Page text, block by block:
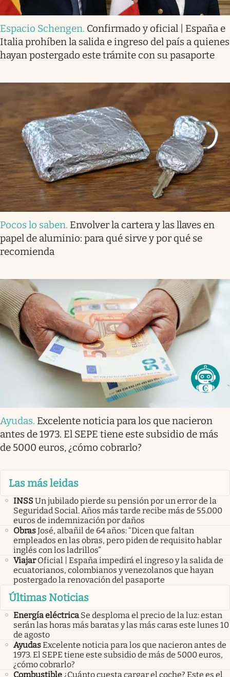
Espacio Schengen. Confirmado y oficial | España e
Italia prohíben la salida e ingreso del país a quienes
hayan postergado este trámite con su pasaporte
Pocos lo saben. Envolver la cartera y las llaves en
papel de aluminio: para qué sirve y por qué se
recomienda
Ayudas. Excelente noticia para los que nacieron
antes de 1973. El SEPE tiene este subsidio de más
de 5000 euros, ¿cómo cobrarlo?
Las más leidas
INSSUn jubilado pierde su pensión por un error de la
Seguridad Social. Años más tarde recibe más de 55.000
euros de indemnización por daños
ObrasJosé, albañil de 64 años: “Dicen que faltan
empleados en las obras, pero piden de requisito hablar
inglés con los ladrillos”
Viajar Oficial | España impedirá el ingreso y la salida de
ecuatorianos, colombianos y venezolanos que hayan
postergado la renovación del pasaporte
Últimas Noticias
Energía eléctrica Se desploma el precio de la luz: estan
serán las horas más baratas y las más caras este lunes 10
de agosto
AyudasExcelente noticia para los que nacieron antes de
1973. El SEPE tiene este subsidio de más de 5000 euros,
¿cómo cobrarlo?
Combustible¿Cuánto cuesta cargar el coche? Este es el